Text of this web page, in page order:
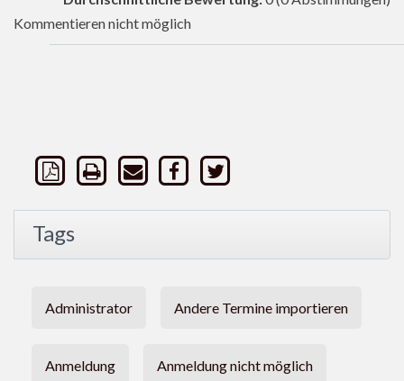
Kommentieren nicht möglich
Tags
Administrator Andere Termine importieren
Anmeldung Anmeldung nicht möglich